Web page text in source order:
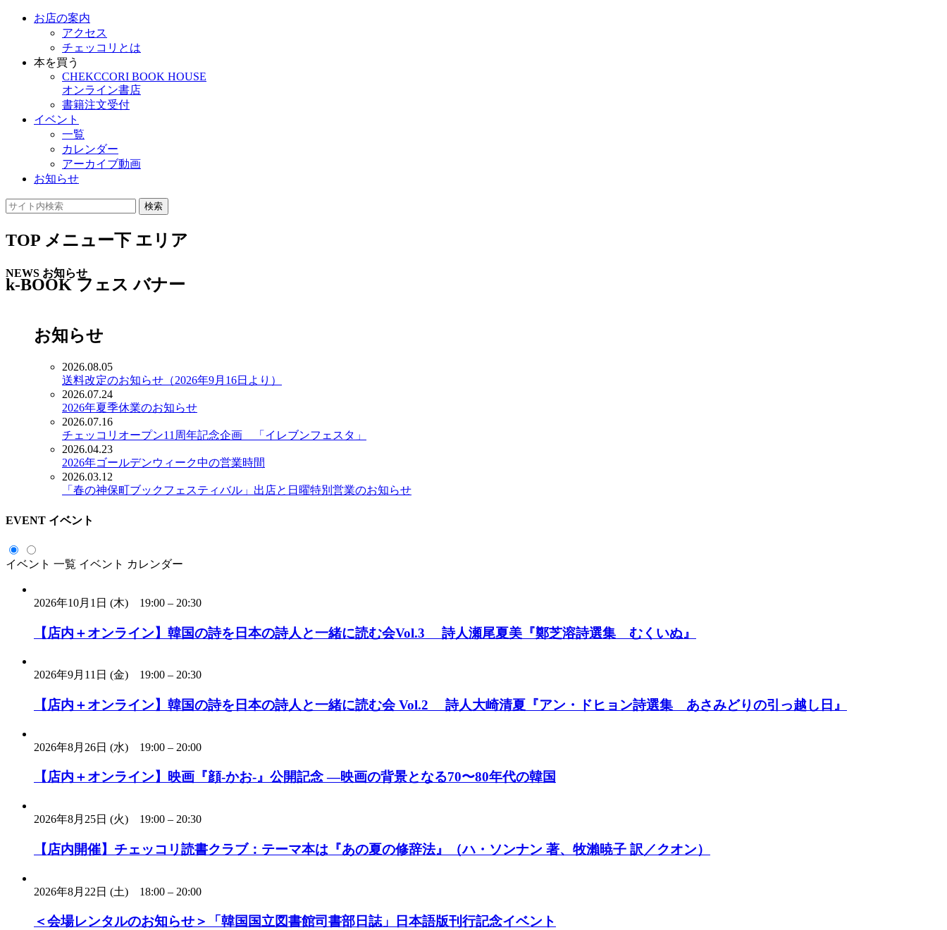
お店の案内
アクセス
チェッコリとは
本を買う
CHEKCCORI BOOK HOUSE
オンライン書店
書籍注文受付
イベント
一覧
カレンダー
アーカイブ動画
お知らせ
検索
TOP メニュー下 エリア
NEWS お知らせ
k-BOOK フェス バナー
お知らせ
2026.08.05
送料改定のお知らせ（2026年9月16日より）
2026.07.24
2026年夏季休業のお知らせ
2026.07.16
チェッコリオープン11周年記念企画 「イレブンフェスタ」
2026.04.23
2026年ゴールデンウィーク中の営業時間
2026.03.12
「春の神保町ブックフェスティバル」出店と日曜特別営業のお知らせ
EVENT イベント
イベント 一覧 イベント カレンダー
2026年10月1日 (木) 19:00 – 20:30
【店内＋オンライン】韓国の詩を日本の詩人と一緒に読む会Vol.3 詩人瀬尾夏美『鄭芝溶詩選集 むくいぬ』
2026年9月11日 (金) 19:00 – 20:30
【店内＋オンライン】韓国の詩を日本の詩人と一緒に読む会 Vol.2 詩人大崎清夏『アン・ドヒョン詩選集 あさみどりの引っ越し日』
2026年8月26日 (水) 19:00 – 20:00
【店内＋オンライン】映画『顔-かお-』公開記念 ―映画の背景となる70〜80年代の韓国
2026年8月25日 (火) 19:00 – 20:30
【店内開催】チェッコリ読書クラブ：テーマ本は『あの夏の修辞法』（ハ・ソンナン 著、牧瀨暁子 訳／クオン）
2026年8月22日 (土) 18:00 – 20:00
＜会場レンタルのお知らせ＞「韓国国立図書館司書部日誌」日本語版刊行記念イベント